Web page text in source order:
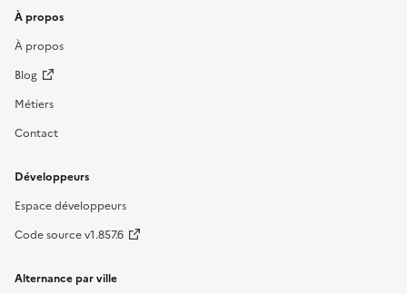
À propos
À propos
Blog
Métiers
Contact
Développeurs
Espace développeurs
Code source v1.857.6
Alternance par ville